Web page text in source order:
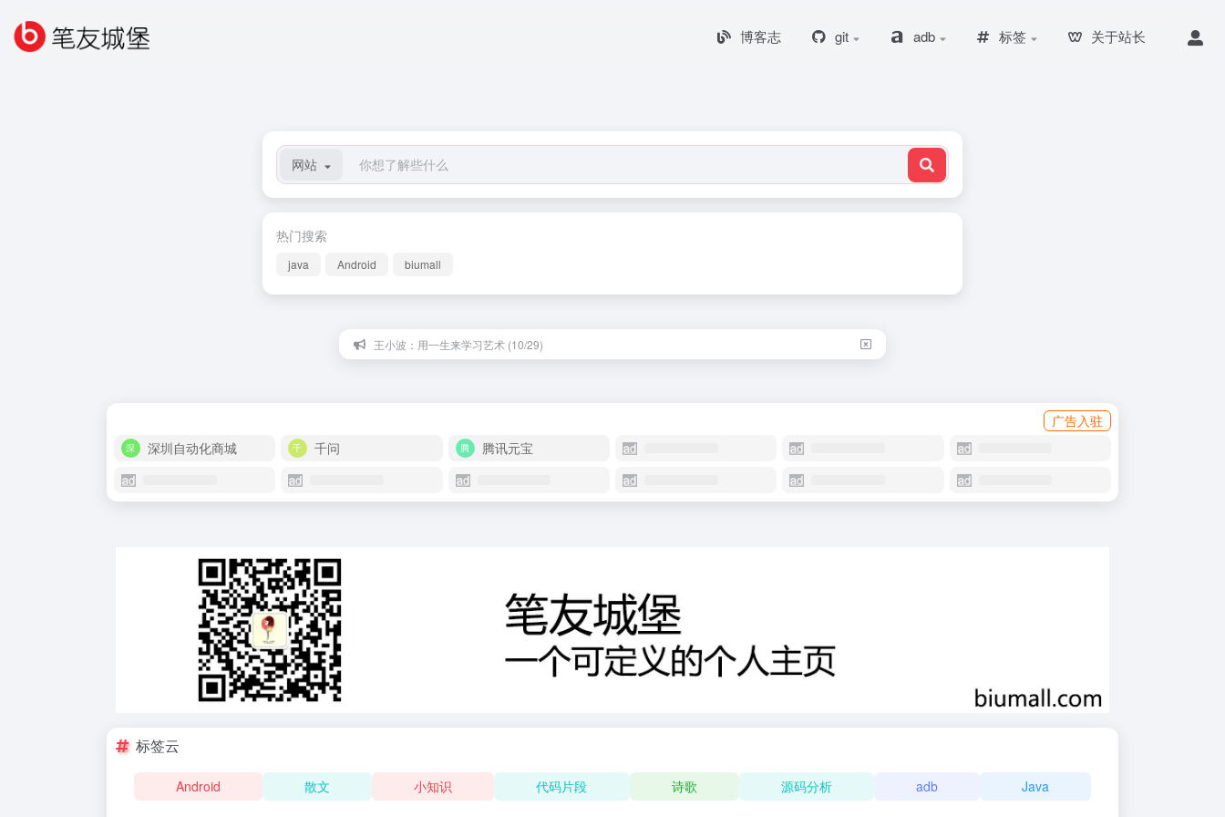
博客志 git adb 标签 关于站长
网站
热门搜索
java Android biumall
王小波：用一生来学习艺术 (10/29)
广告入驻
深圳自动化商城
千问 腾讯元宝
标签云
Android 散文 小知识 代码片段 诗歌 源码分析 adb Java